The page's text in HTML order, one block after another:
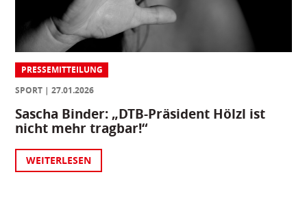
PRESSEMITTEILUNG
SPORT
27.01.2026
Sascha Binder: „DTB-Präsident Hölzl ist
nicht mehr tragbar!“
WEITERLESEN